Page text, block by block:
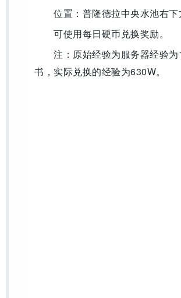
位置：普隆德拉中央水池右下
可使用每日硬币兑换奖励。
注：原始经验为服务器经验为
书，实际兑换的经验为630W。